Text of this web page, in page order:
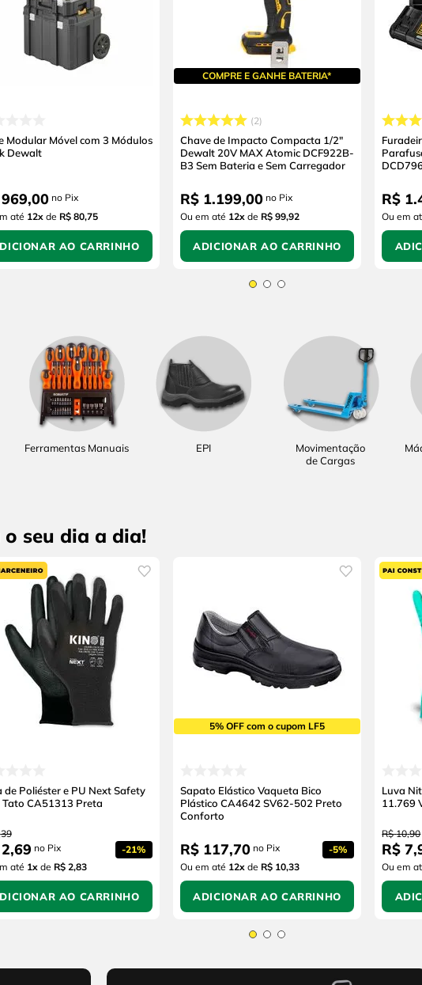
Modular Móvel com 3 Módulos
Dewalt
969,00no Pix
até 12xde R$ 80,75
AO CARRINHO
COMPRE E GANHE BATERIA*
2
Chave de Impacto Compacta 1/2"
Dewalt 20V MAX Atomic DCF922B-
B3 Sem Bateria e Sem Carregador
R$ 1.199,00no Pix
Ou em até 12xde R$ 99,92
ADICIONAR AO CARRINHO
R$ 1.
Ou em
Ferramentas Manuais EPI
Movimentação
de Cargas
seu dia a dia!
de Poliéster e PU Next Safety
Tato CA51313 Preta
39
2,69 no Pix -21%
até 1xde R$ 2,83
AO CARRINHO
5% OFF com o cupom LF5
Sapato Elástico Vaqueta Bico
Plástico CA4642 SV62-502 Preto
Conforto
R$ 117,70no Pix -5%
Ou em até 12xde R$ 10,33
ADICIONAR AO CARRINHO
Luva
11.769
R$ 10,90
R$ 7,
Ou em